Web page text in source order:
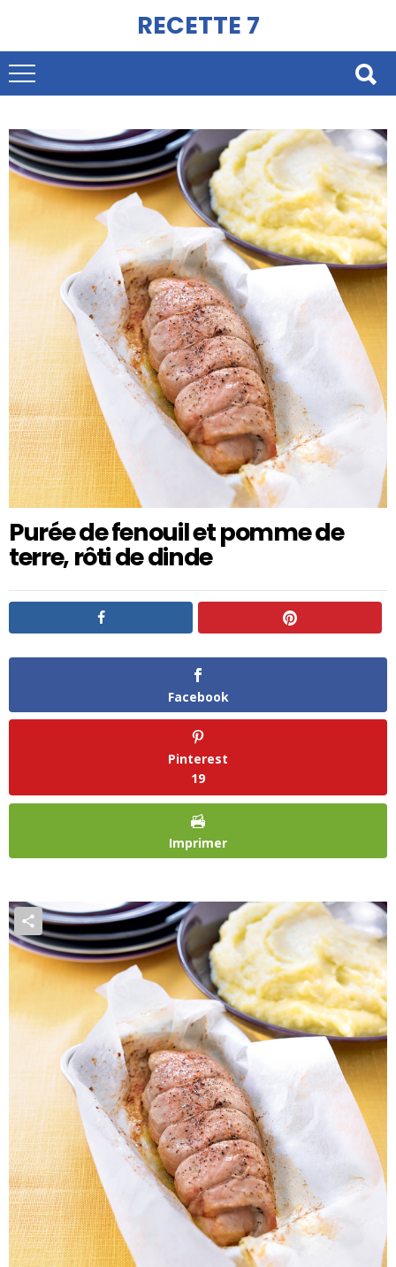
RECETTE 7
Purée de fenouil et pomme de
terre, rôti de dinde
Facebook
Pinterest
19
Imprimer